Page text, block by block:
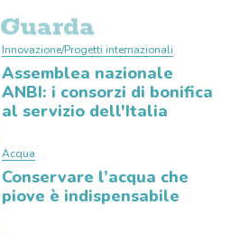
Guarda
Innovazione/Progetti internazionali
Assemblea nazionale
ANBI: i consorzi di bonifica
al servizio dell'Italia
Acqua
Conservare l’acqua che
piove è indispensabile